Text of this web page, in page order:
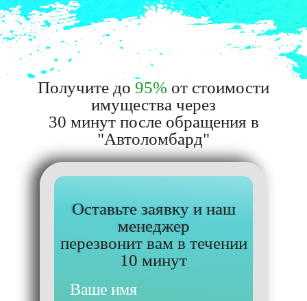
Получите до 95% от стоимости
имущества через
30 минут после обращения в
"Автоломбард"
Оставьте заявку и наш
менеджер
перезвонит вам в течении
10 минут
Ваше имя